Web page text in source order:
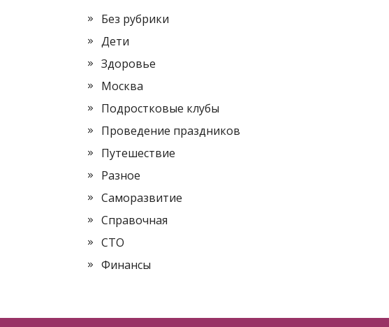
Без рубрики
Дети
Здоровье
Москва
Подростковые клубы
Проведение праздников
Путешествие
Разное
Саморазвитие
Справочная
СТО
Финансы